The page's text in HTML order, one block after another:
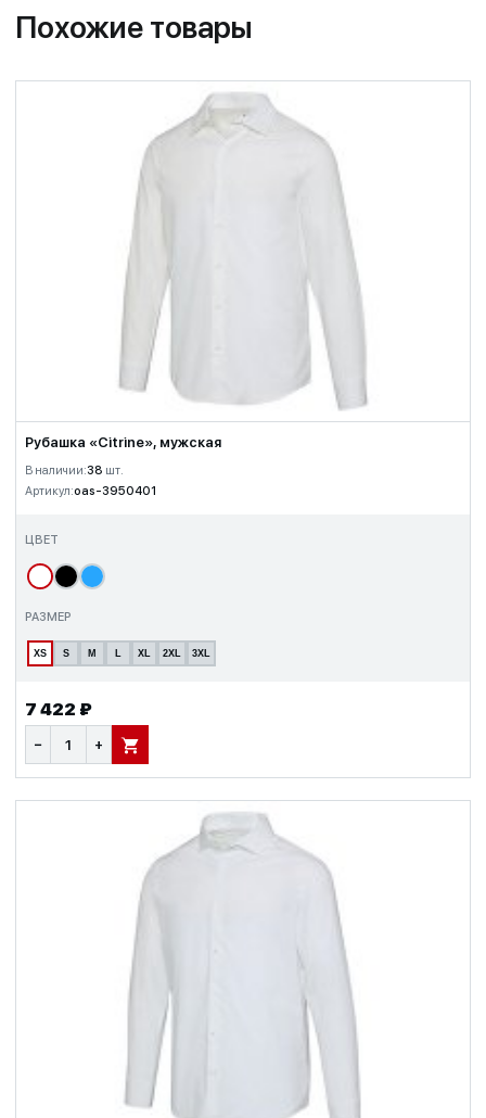
Похожие товары
Рубашка «Citrine», мужская
В наличии:38 шт.
Артикул:oas-3950401
ЦВЕТ
РАЗМЕР
XS S M L XL 2XL 3XL
7 422 ₽
− + В КОРЗИНУ